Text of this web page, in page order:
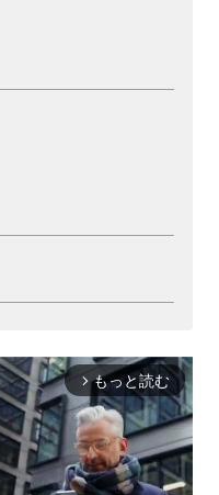
arrow_forward_ios もっと読む